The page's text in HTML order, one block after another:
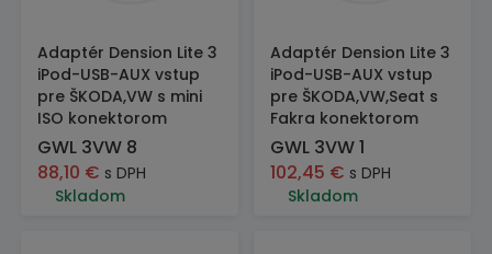
Adaptér Dension Lite 3
iPod-USB-AUX vstup
pre ŠKODA,VW s mini
ISO konektorom
GWL 3VW 8
88,10 € s DPH
Skladom
Adaptér Dension Lite 3
iPod-USB-AUX vstup
pre ŠKODA,VW,Seat s
Fakra konektorom
GWL 3VW 1
102,45 € s DPH
Skladom